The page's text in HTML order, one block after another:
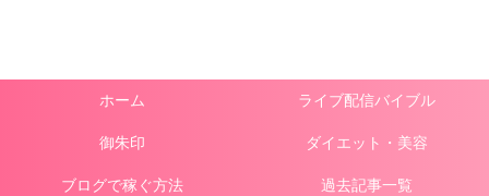
ホーム ライブ配信バイブル
御朱印 ダイエット・美容
ブログで稼ぐ方法 過去記事一覧